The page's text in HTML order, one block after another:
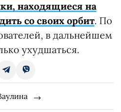
находящиеся на
со своих орбит. По
в дальнейшем
ухудшаться.